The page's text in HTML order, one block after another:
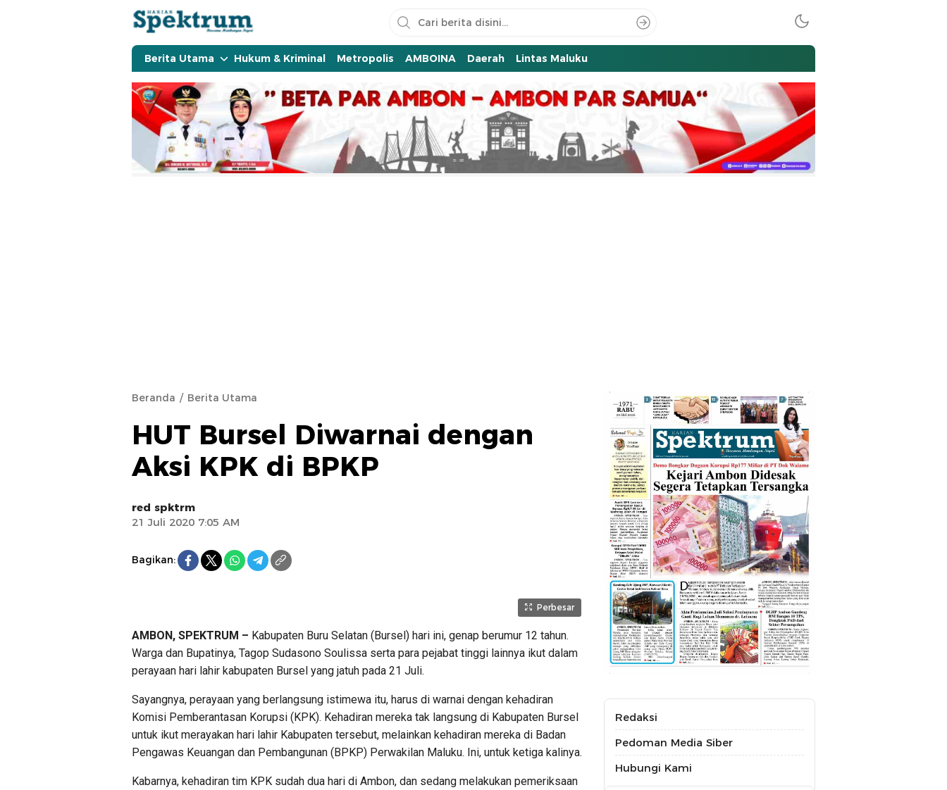
spektrumonline.com
Berita Utama Hukum & Kriminal Metropolis AMBOINA Daerah Lintas Maluku
Beranda Berita Utama
HUT Bursel Diwarnai dengan
Aksi KPK di BPKP
red spktrm
21 Juli 2020 7:05 AM
Bagikan:
Perbesar
AMBON, SPEKTRUM – Kabupaten Buru Selatan (Bursel) hari ini, genap berumur 12 tahun.
Warga dan Bupatinya, Tagop Sudasono Soulissa serta para pejabat tinggi lainnya ikut dalam
perayaan hari lahir kabupaten Bursel yang jatuh pada 21 Juli.
Sayangnya, perayaan yang berlangsung istimewa itu, harus di warnai dengan kehadiran
Komisi Pemberantasan Korupsi (KPK). Kehadiran mereka tak langsung di Kabupaten Bursel
untuk ikut merayakan hari lahir Kabupaten tersebut, melainkan kehadiran mereka di Badan
Pengawas Keuangan dan Pembangunan (BPKP) Perwakilan Maluku. Ini, untuk ketiga kalinya.
Kabarnya, kehadiran tim KPK sudah dua hari di Ambon, dan sedang melakukan pemeriksaan
Redaksi
Pedoman Media Siber
Hubungi Kami